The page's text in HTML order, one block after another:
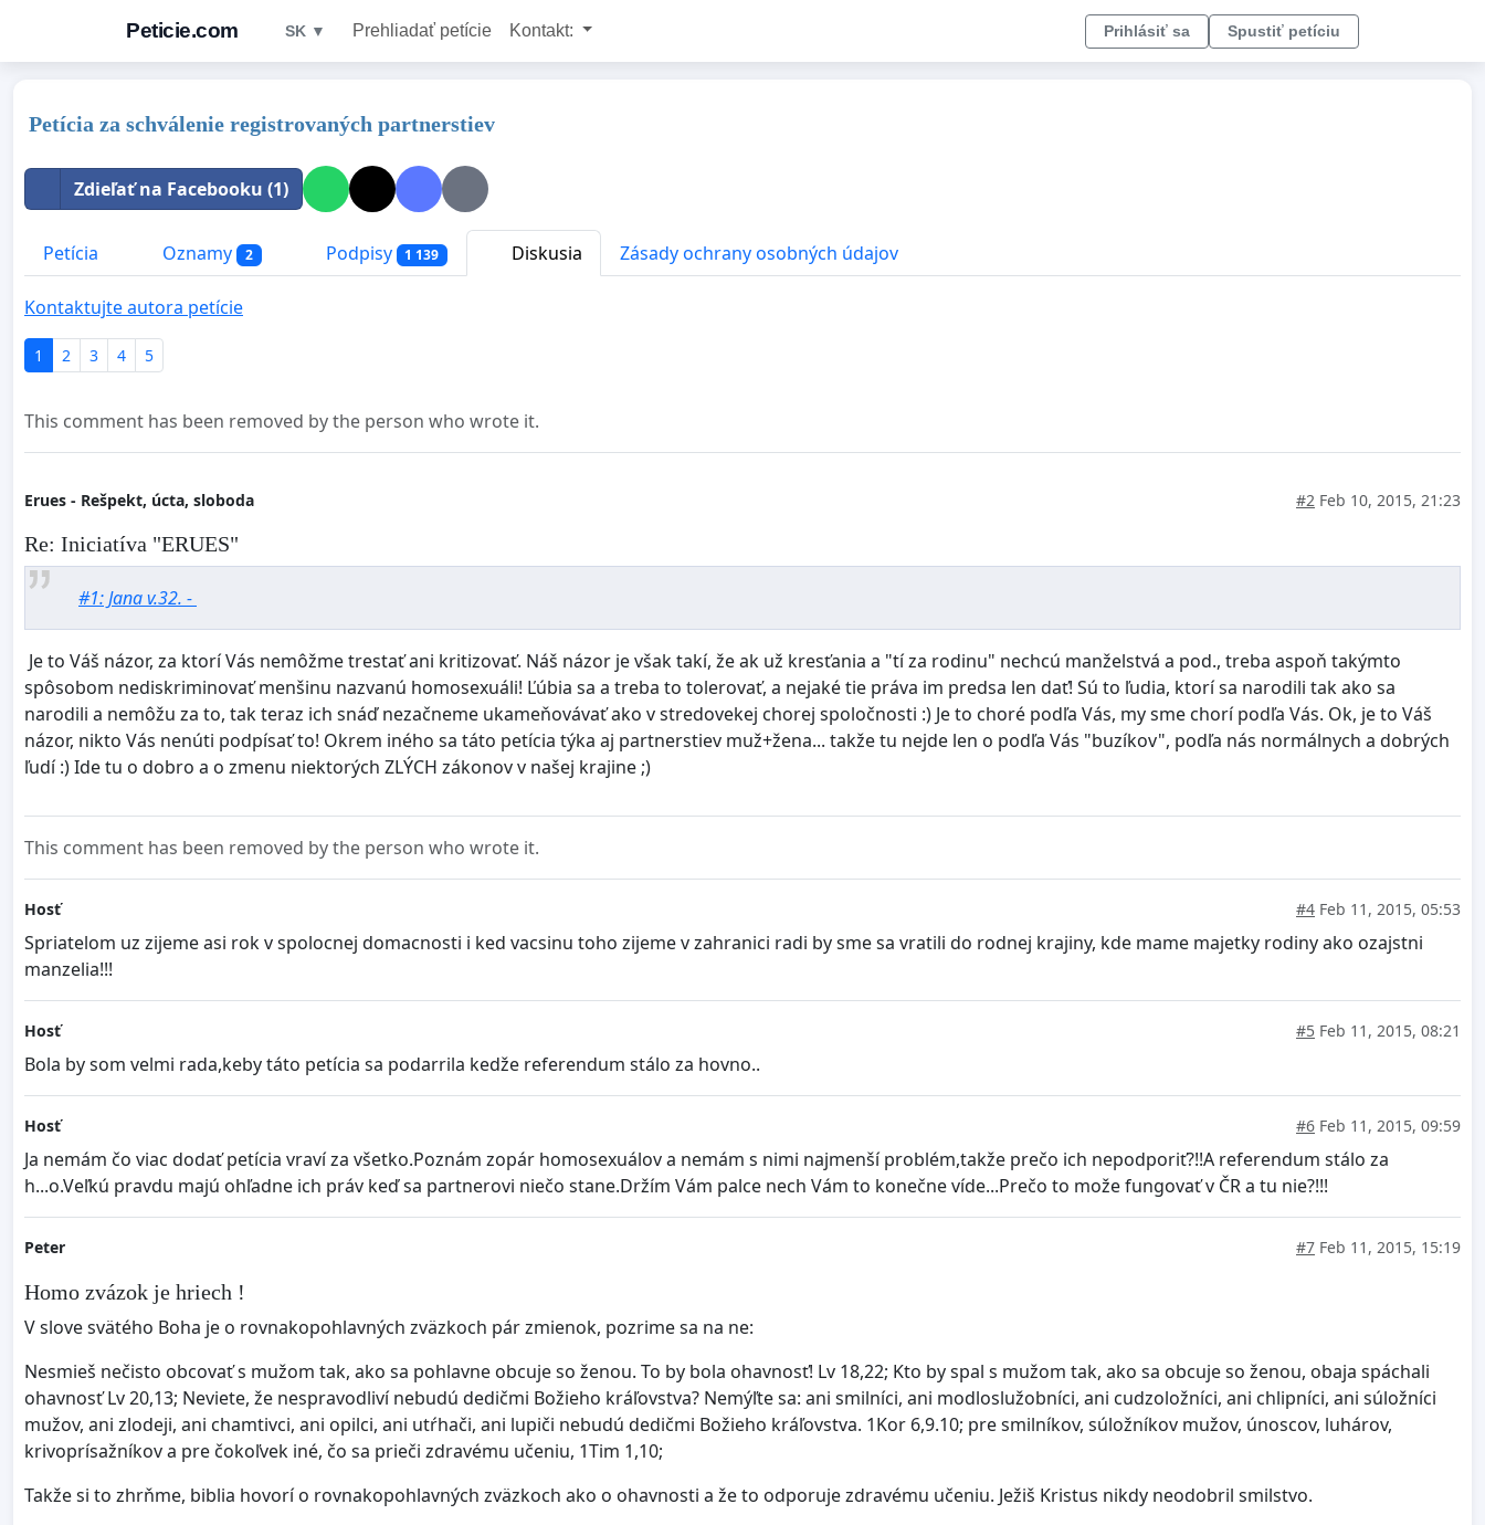
Peticie.com SK ▼ Prehliadať petície Kontakt: Prihlásiť sa Spustiť petíciu
Petícia za schválenie registrovaných partnerstiev
Zdieľať na Facebooku (1)
Petícia Oznamy 2 Podpisy 1 139 Diskusia Zásady ochrany osobných údajov
Kontaktujte autora petície
1 2 3 4 5
This comment has been removed by the person who wrote it.
Erues - Rešpekt, úcta, sloboda #2 Feb 10, 2015, 21:23
Re: Iniciatíva "ERUES"
#1: Jana v.32. -
Je to Váš názor, za ktorí Vás nemôžme trestať ani kritizovať. Náš názor je však takí, že ak už kresťania a "tí za rodinu" nechcú manželstvá a pod., treba aspoň takýmto
spôsobom nediskriminovať menšinu nazvanú homosexuáli! Ľúbia sa a treba to tolerovať, a nejaké tie práva im predsa len dať! Sú to ľudia, ktorí sa narodili tak ako sa
narodili a nemôžu za to, tak teraz ich snáď nezačneme ukameňovávať ako v stredovekej chorej spoločnosti :) Je to choré podľa Vás, my sme chorí podľa Vás. Ok, je to Váš
názor, nikto Vás nenúti podpísať to! Okrem iného sa táto petícia týka aj partnerstiev muž+žena... takže tu nejde len o podľa Vás "buzíkov", podľa nás normálnych a dobrých
ľudí :) Ide tu o dobro a o zmenu niektorých ZLÝCH zákonov v našej krajine ;)
This comment has been removed by the person who wrote it.
Hosť #4 Feb 11, 2015, 05:53
Spriatelom uz zijeme asi rok v spolocnej domacnosti i ked vacsinu toho zijeme v zahranici radi by sme sa vratili do rodnej krajiny, kde mame majetky rodiny ako ozajstni
manzelia!!!
Hosť #5 Feb 11, 2015, 08:21
Bola by som velmi rada,keby táto petícia sa podarrila kedže referendum stálo za hovno..
Hosť #6 Feb 11, 2015, 09:59
Ja nemám čo viac dodať petícia vraví za všetko.Poznám zopár homosexuálov a nemám s nimi najmenší problém,takže prečo ich nepodporiť?!!A referendum stálo za
h...o.Veľkú pravdu majú ohľadne ich práv keď sa partnerovi niečo stane.Držím Vám palce nech Vám to konečne víde...Prečo to može fungovať v ČR a tu nie?!!!
Peter #7 Feb 11, 2015, 15:19
Homo zvázok je hriech !
V slove svätého Boha je o rovnakopohlavných zväzkoch pár zmienok, pozrime sa na ne:
Nesmieš nečisto obcovať s mužom tak, ako sa pohlavne obcuje so ženou. To by bola ohavnosť! Lv 18,22; Kto by spal s mužom tak, ako sa obcuje so ženou, obaja spáchali
ohavnosť Lv 20,13; Neviete, že nespravodliví nebudú dedičmi Božieho kráľovstva? Nemýľte sa: ani smilníci, ani modloslužobníci, ani cudzoložníci, ani chlipníci, ani súložníci
mužov, ani zlodeji, ani chamtivci, ani opilci, ani utŕhači, ani lupiči nebudú dedičmi Božieho kráľovstva. 1Kor 6,9.10; pre smilníkov, súložníkov mužov, únoscov, luhárov,
krivoprísažníkov a pre čokoľvek iné, čo sa prieči zdravému učeniu, 1Tim 1,10;
Takže si to zhrňme, biblia hovorí o rovnakopohlavných zväzkoch ako o ohavnosti a že to odporuje zdravému učeniu. Ježiš Kristus nikdy neodobril smilstvo.